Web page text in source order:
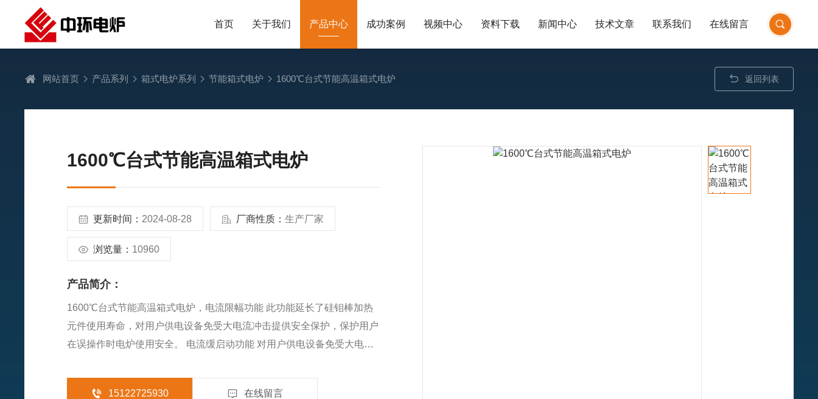
首页 关于我们 产品中心 成功案例 视频中心 资料下载 新闻中心 技术文章 联系我们 在线留言
网站首页 产品系列 箱式电炉系列 节能箱式电炉 1600℃台式节能高温箱式电炉 返回列表
1600℃台式节能高温箱式电炉
更新时间： 2024-08-28 厂商性质： 生产厂家
浏览量： 10960
产品简介：
1600℃台式节能高温箱式电炉，电流限幅功能 此功能延长了硅钼棒加热
元件使用寿命，对用户供电设备免受大电流冲击提供安全保护，保护用户
在误操作时电炉使用安全。 电流缓启动功能 对用户供电设备免受大电流
化。
15122725930
在线留言